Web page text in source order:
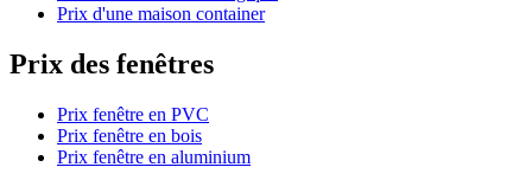
Prix d'une maison container
Prix des fenêtres
Prix fenêtre en PVC
Prix fenêtre en bois
Prix fenêtre en aluminium